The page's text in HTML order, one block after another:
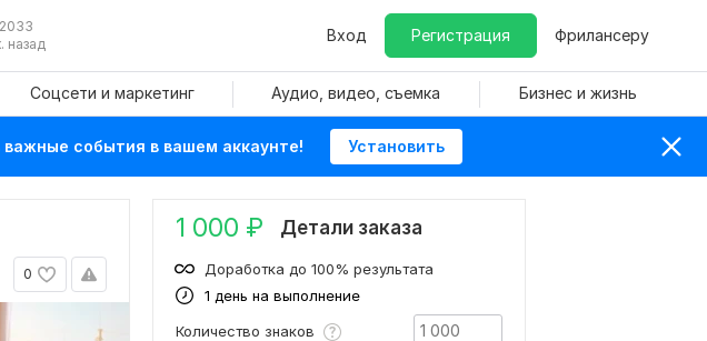
назад
Вход Регистрация Фрилансеру
Соцсети и маркетинг Аудио, видео, съемка Бизнес и жизнь
события в вашем аккаунте! Установить
0
1 000 ₽ Детали заказа
1 день на выполнение
Доработка до 100% результата
Количество знаков